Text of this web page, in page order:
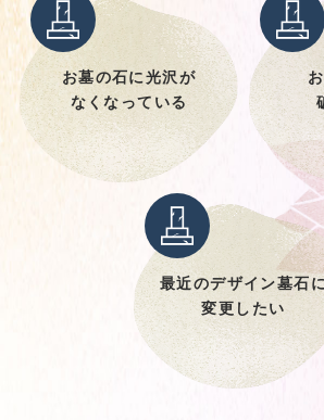
お墓の石に光沢が
なくなっている
最近のデザイン墓石
変更したい